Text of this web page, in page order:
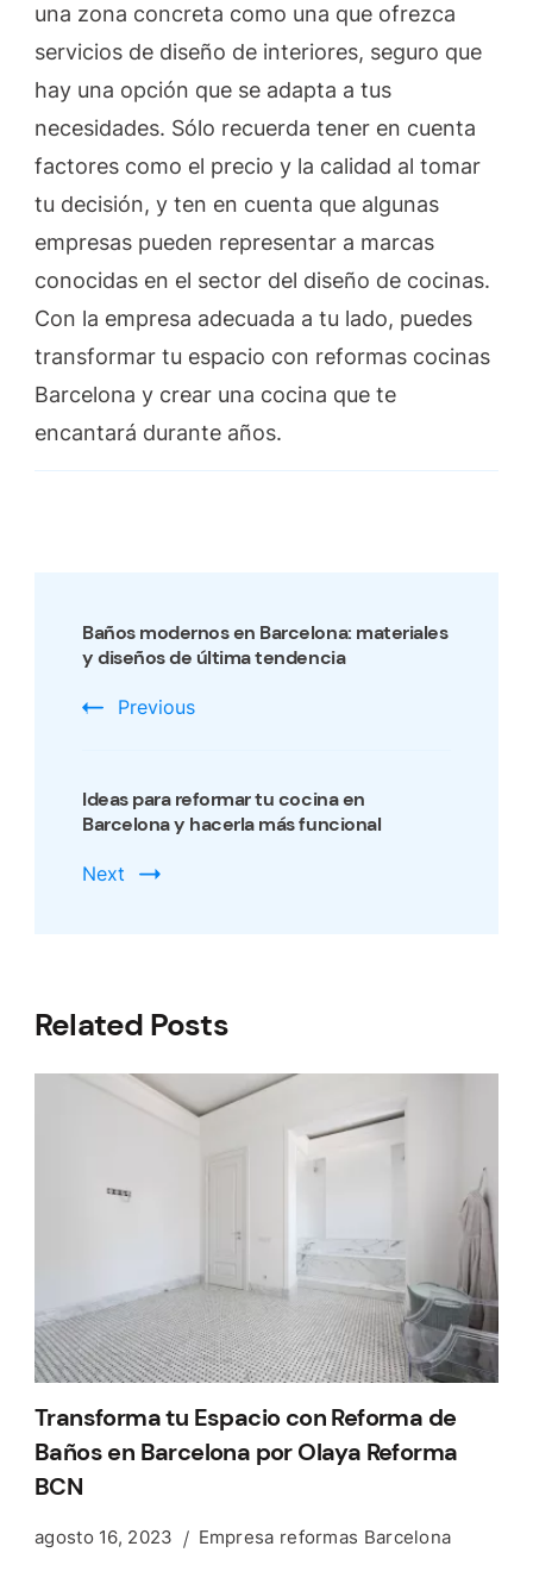
una zona concreta como una que ofrezca
servicios de diseño de interiores, seguro que
hay una opción que se adapta a tus
necesidades. Sólo recuerda tener en cuenta
factores como el precio y la calidad al tomar
tu decisión, y ten en cuenta que algunas
empresas pueden representar a marcas
conocidas en el sector del diseño de cocinas.
Con la empresa adecuada a tu lado, puedes
transformar tu espacio con reformas cocinas
Barcelona y crear una cocina que te
encantará durante años.
Navigation
Baños modernos en Barcelona: materiales
y diseños de última tendencia
Previous
Ideas para reformar tu cocina en
Barcelona y hacerla más funcional
Next
Related Posts
Transforma tu Espacio con Reforma de
Baños en Barcelona por Olaya Reforma
BCN
agosto 16, 2023 Empresa reformas Barcelona